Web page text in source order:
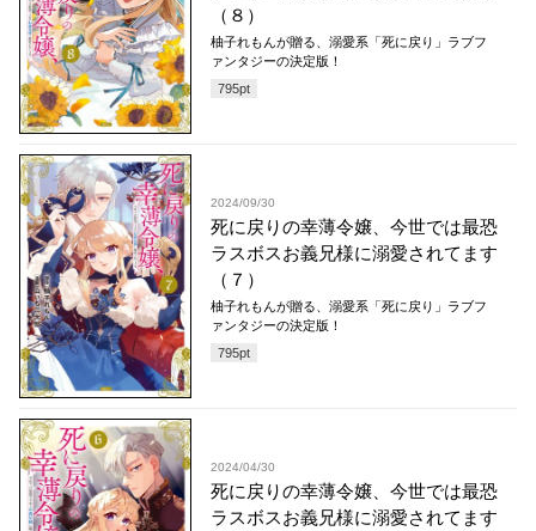
（８）
柚子れもんが贈る、溺愛系「死に戻り」ラブフ
ァンタジーの決定版！
795pt
2024/09/30
死に戻りの幸薄令嬢、今世では最恐
ラスボスお義兄様に溺愛されてます
（７）
柚子れもんが贈る、溺愛系「死に戻り」ラブフ
ァンタジーの決定版！
795pt
2024/04/30
死に戻りの幸薄令嬢、今世では最恐
ラスボスお義兄様に溺愛されてます